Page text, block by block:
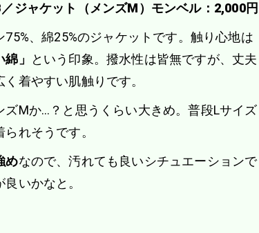
ジャケット（メンズM）モンベル：2,000円
75%、綿25%のジャケットです。触り心地は
綿」
という印象。撥水性は皆無ですが、丈夫
く着やすい肌触りです。
ズMか…？と思うくらい大きめ。普段Lサイズ
れそうです。
めなので、汚れても良いシチュエーションで
いかなと。